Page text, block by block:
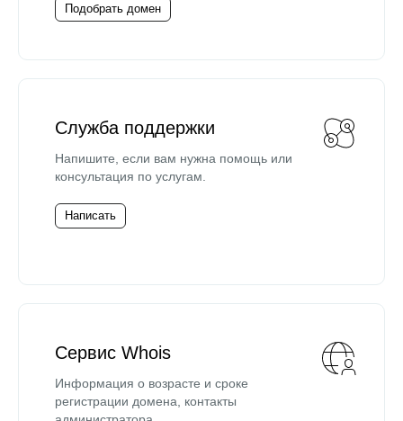
Подобрать домен
Служба поддержки
Напишите, если вам нужна помощь или
консультация по услугам.
Написать
Сервис Whois
Информация о возрасте и сроке
регистрации домена, контакты